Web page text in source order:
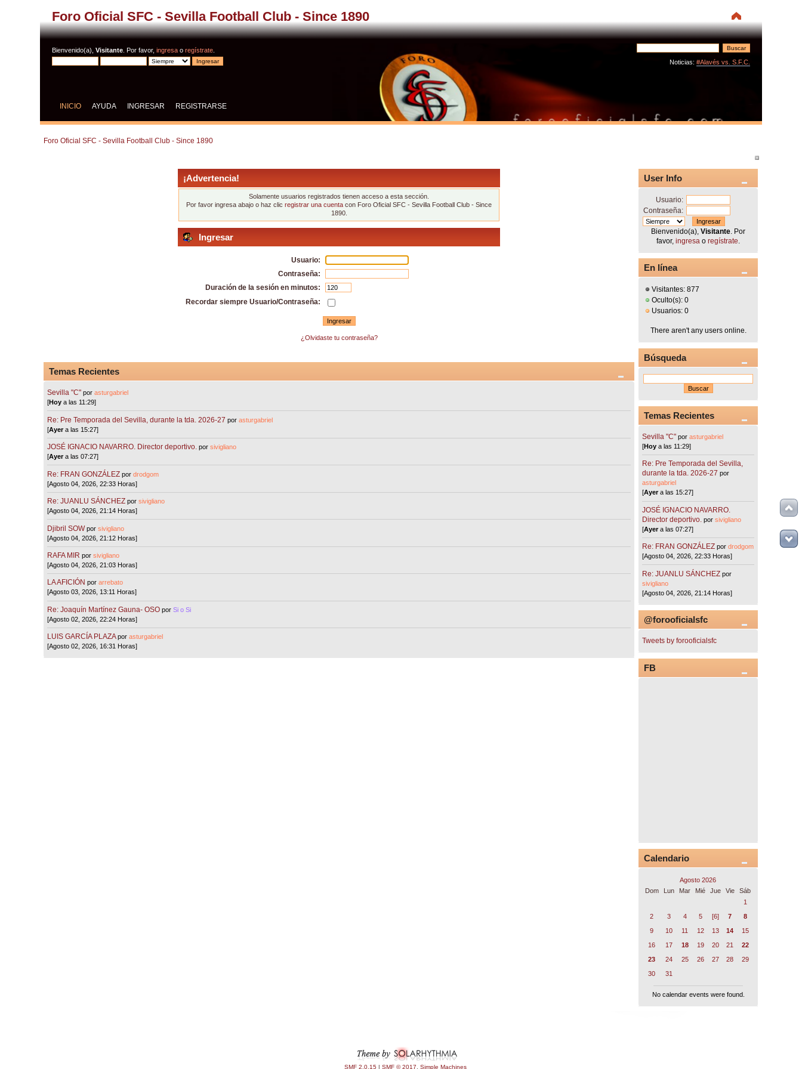
Foro Oficial SFC - Sevilla Football Club - Since 1890
Bienvenido(a),Visitante . Por favor,ingresa oregístrate
Noticias: #Alavés vs. S.F.C.
INICIO AYUDA INGRESAR REGISTRARSE
Foro Oficial SFC - Sevilla Football Club - Since 1890
¡Advertencia!
Solamente usuarios registrados tienen acceso a esta sección.
Por favor ingresa abajo o haz clicregistrar una cuenta con Foro Oficial SFC - Sevilla Football Club - Since
1890.
Ingresar
Usuario:
Contraseña:
Duración de la sesión en minutos:
Recordar siempre Usuario/Contraseña:
¿Olvidaste tu contraseña?
Temas Recientes
Sevilla "C"porasturgabriel
[Hoy a las 11:29]
Re: Pre Temporada del Sevilla, durante la tda. 2026-27 porasturgabriel
[Ayera las 15:27]
JOSÉ IGNACIO NAVARRO. Director deportivo. porsivigliano
[Ayera las 07:27]
Re: FRAN GONZÁLEZ pordrodgom
[Agosto 04, 2026, 22:33 Horas]
Re: JUANLU SÁNCHEZ porsivigliano
[Agosto 04, 2026, 21:14 Horas]
Djibril SOW porsivigliano
[Agosto 04, 2026, 21:12 Horas]
RAFA MIR porsivigliano
[Agosto 04, 2026, 21:03 Horas]
LA AFICIÓN porarrebato
[Agosto 03, 2026, 13:11 Horas]
Re: Joaquín Martínez Gauna- OSO porSi o Si
[Agosto 02, 2026, 22:24 Horas]
LUIS GARCÍA PLAZA porasturgabriel
[Agosto 02, 2026, 16:31 Horas]
User Info
Usuario:
Contraseña:
Bienvenido(a),Visitante . Por
favor,ingresa oregístrate
En línea
Visitantes: 877
Oculto(s): 0
Usuarios: 0
There aren't any users online.
Búsqueda
Temas Recientes
Sevilla "C"porasturgabriel
[Hoy a las 11:29]
Re: Pre Temporada del Sevilla,
durante la tda. 2026-27 por
asturgabriel
[Ayera las 15:27]
JOSÉ IGNACIO NAVARRO.
Director deportivo. porsivigliano
[Ayera las 07:27]
Re: FRAN GONZÁLEZ pordrodgom
[Agosto 04, 2026, 22:33 Horas]
Re: JUANLU SÁNCHEZ por
sivigliano
[Agosto 04, 2026, 21:14 Horas]
@forooficialsfc
Tweets by forooficialsfc
FB
Calendario
Agosto 2026
Dom
Lun Mar Mié Jue Vie
Sáb
1
2
3 4 5 [6] 7
8
9
10 11 12 13 14
15
16
17 18 19 20 21
22
23
24 25 26 27 28
29
30
31
No calendar events were found.
SMF 2.0.15 | SMF © 2017 Simple Machines